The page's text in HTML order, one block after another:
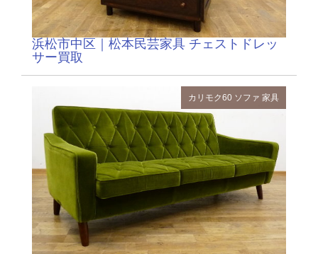
浜松市中区｜松本民芸家具 チェストドレッ
サー買取
カリモク60 ソファ 家具